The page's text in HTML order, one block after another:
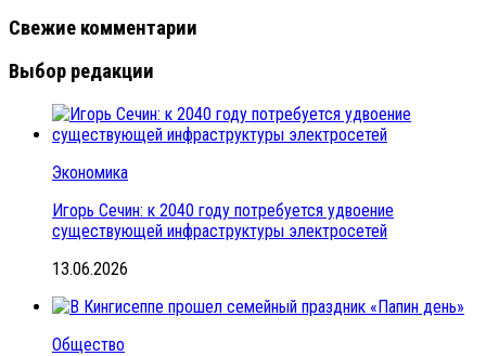
Свежие комментарии
Выбор редакции
Экономика
Игорь Сечин: к 2040 году потребуется удвоение
существующей инфраструктуры электросетей
13.06.2026
Общество